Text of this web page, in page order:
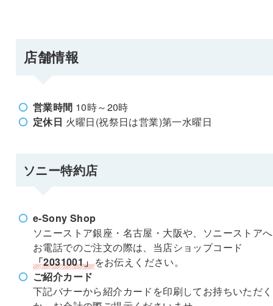
店舗情報
営業時間 10時～20時
定休日 火曜日(祝祭日は営業)第一水曜日
ソニー特約店
e-Sony Shop
ソニーストア銀座・名古屋・大阪や、ソニーストア
お電話でのご注文の際は、当店ショップコード
「2031001」をお伝えください。
ご紹介カード
下記バナーから紹介カードを印刷してお持ちいただく